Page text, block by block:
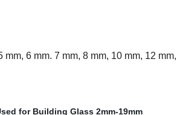
mm, 6 mm. 7 mm, 8 mm, 10 mm, 12